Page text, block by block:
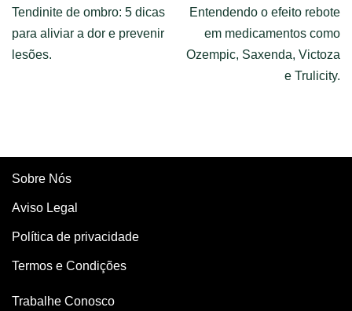
Tendinite de ombro: 5 dicas
para aliviar a dor e prevenir
lesões.
Entendendo o efeito rebote
em medicamentos como
Ozempic, Saxenda, Victoza
e Trulicity.
Sobre Nós
Aviso Legal
Política de privacidade
Termos e Condições
Trabalhe Conosco